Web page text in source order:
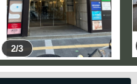
2/3